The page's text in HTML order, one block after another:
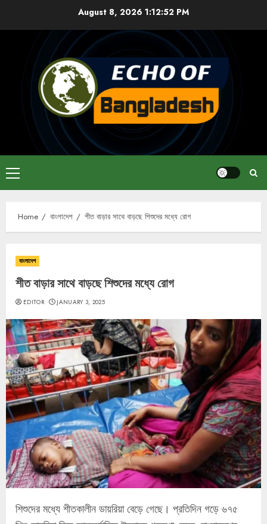
August 8, 2026 1:12:52 PM
Primary
Menu
Home বাংলাদেশ শীত বাড়ার সাথে বাড়ছে শিশুদের মধ্যে রোগ
বাংলাদেশ
শীত বাড়ার সাথে বাড়ছে শিশুদের মধ্যে রোগ
EDITOR JANUARY 3, 2025
শিশুদের মধ্যে শীতকালীন ডায়রিয়া বেড়ে গেছে। প্রতিদিন গড়ে ৬৭৫